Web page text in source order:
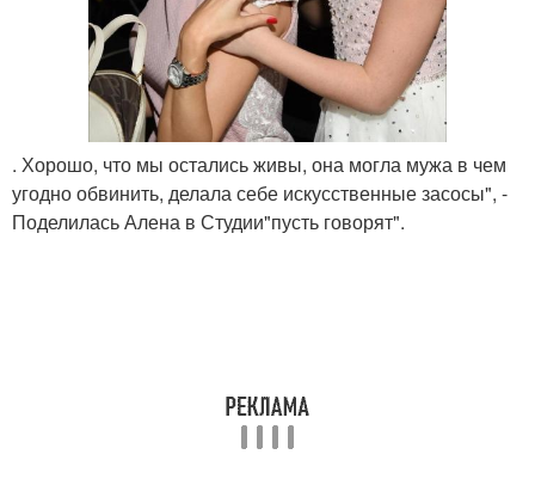
. Хорошо, что мы остались живы, она могла мужа в чем
угодно обвинить, делала себе искусственные засосы", -
Поделилась Алена в Студии"пусть говорят".